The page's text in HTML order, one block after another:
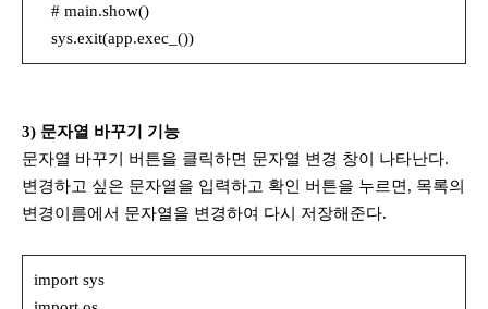
# main.show()
sys.exit(app.exec_())
3) 문자열 바꾸기 기능
문자열 바꾸기 버튼을 클릭하면 문자열 변경 창이 나타난다.
변경하고 싶은 문자열을 입력하고 확인 버튼을 누르면, 목록의
변경이름에서 문자열을 변경하여 다시 저장해준다.
import sys